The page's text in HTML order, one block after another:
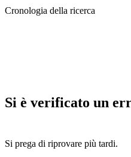
Cronologia della ricerca
Si è verificato un
Si prega di riprovare più tardi.